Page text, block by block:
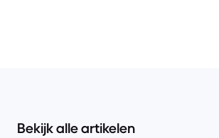
Bekijk alle artikelen